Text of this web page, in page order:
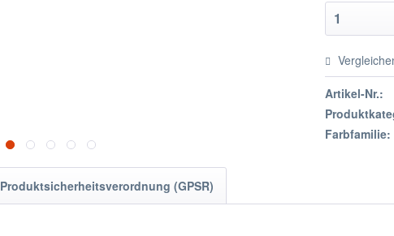
Artikel-Nr.:
Farbfamilie:
Produktsicherheitsverordnung (GPSR)